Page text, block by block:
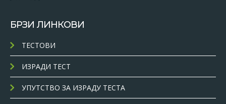
БРЗИ ЛИНКОВИ
ТЕСТОВИ
ИЗРАДИ ТЕСТ
УПУТСТВО ЗА ИЗРАДУ ТЕСТА